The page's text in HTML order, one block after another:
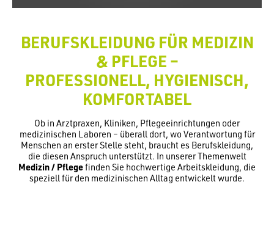
BERUFSKLEIDUNG FÜR MEDIZIN
& PFLEGE –
PROFESSIONELL, HYGIENISCH,
KOMFORTABEL
Ob in Arztpraxen, Kliniken, Pflegeeinrichtungen oder
medizinischen Laboren – überall dort, wo Verantwortung für
Menschen an erster Stelle steht, braucht es Berufskleidung,
die diesen Anspruch unterstützt. In unserer Themenwelt
Medizin / Pflegefinden Sie hochwertige Arbeitskleidung, die
speziell für den medizinischen Alltag entwickelt wurde.